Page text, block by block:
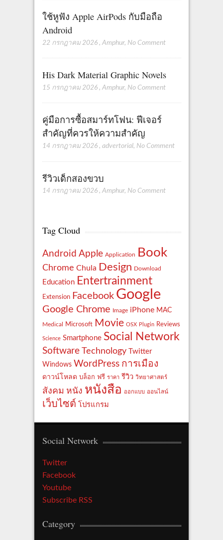
ใช้หูฟัง Apple AirPods กับมือถือ
Android
22 กรกฎาคม 2026 , Amphur, No Comment
His Dark Material Graphic Novels
15 กรกฎาคม 2026 , Amphur, No Comment
คู่มือการซื้อสมาร์ทโฟน: ฟีเจอร์
สำคัญที่ควรให้ความสำคัญ
14 กรกฎาคม 2026 , advertorial, No Comment
รีวิวเด็กสองขวบ
14 กรกฎาคม 2026 , Amphur, No Comment
Tag Cloud
Android Apple Application Book
Chrome Chula Design Download
Education Entertrainment
Extension Facebook Google
Google Chrome Image iPhone MAC
Medical Microsoft Movie OSX Plugin Reviews
Science Smartphone Social Network
Software Technology Twitter
Windows WordPress การเมือง
ดาวน์โหลด บล็อก ฟรี ราคา รีวิว วิทยาศาสตร์
สังคม หนัง หนังสือ ออกแบบ ออนไลน์
เว็บไซต์ โปรแกรม
Social Network
Twitter
Facebook
Youtube
Subscribe RSS
Category